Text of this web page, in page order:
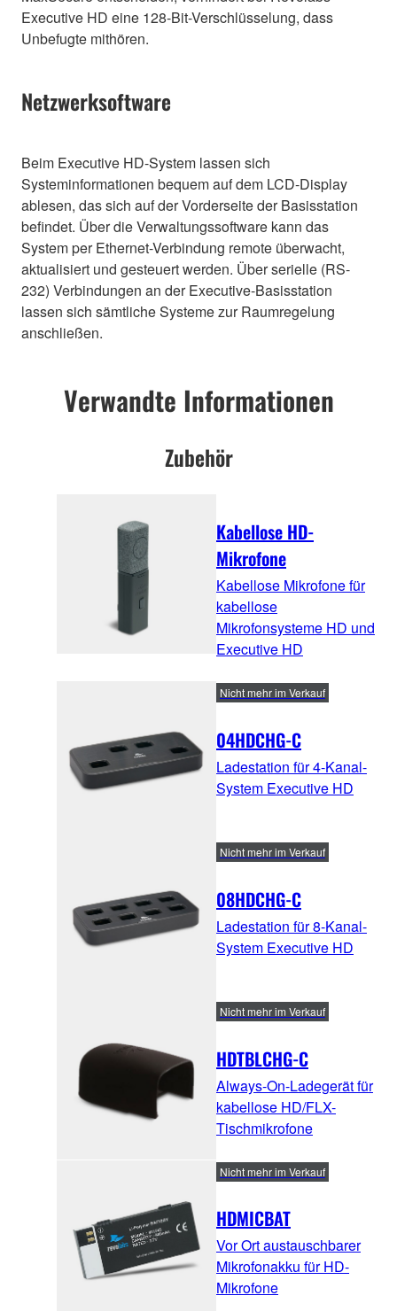
Executive HD eine 128-Bit-Verschlüsselung, dass
Unbefugte mithören.
Netzwerksoftware
Beim Executive HD-System lassen sich
Systeminformationen bequem auf dem LCD-Display
ablesen, das sich auf der Vorderseite der Basisstation
befindet. Über die Verwaltungssoftware kann das
System per Ethernet-Verbindung remote überwacht,
aktualisiert und gesteuert werden. Über serielle (RS-
232) Verbindungen an der Executive-Basisstation
lassen sich sämtliche Systeme zur Raumregelung
anschließen.
Verwandte Informationen
Zubehör
Kabellose HD-
Mikrofone
Kabellose Mikrofone für
kabellose
Mikrofonsysteme HD und
Executive HD
04HDCHG-C
Nicht mehr im Verkauf
Ladestation für 4-Kanal-
System Executive HD
08HDCHG-C
Nicht mehr im Verkauf
Ladestation für 8-Kanal-
System Executive HD
HDTBLCHG-C
Nicht mehr im Verkauf
Always-On-Ladegerät für
kabellose HD/FLX-
Tischmikrofone
HDMICBAT
Nicht mehr im Verkauf
Vor Ort austauschbarer
Mikrofonakku für HD-
Mikrofone